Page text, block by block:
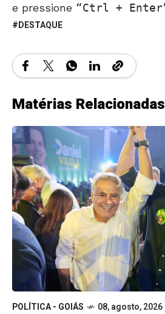
e pressione
Ctrl + Enter
DESTAQUE
Matérias Relacionadas
POLÍTICA - GOIÁS 08, agosto, 2026